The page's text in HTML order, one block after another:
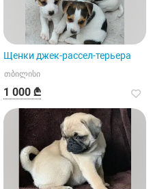
Щенки джек-рассел-терьера
თბილისი
1 000 ₾